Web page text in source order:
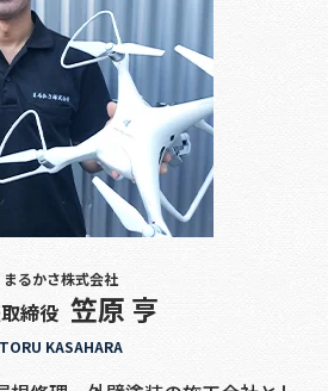
まるかさ株式会社
締役 笠原 亨
TORU KASAHARA